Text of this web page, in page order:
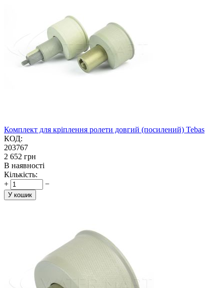
Комплект для кріплення ролети довгий (посилений) Tebas
КОД:
203767
‍2 652‍ грн
В наявності
Кількість:
+
−
У кошик